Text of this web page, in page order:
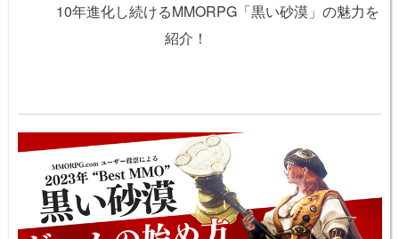
10年進化し続けるMMORPG「黒い砂漠」の魅力を
紹介！